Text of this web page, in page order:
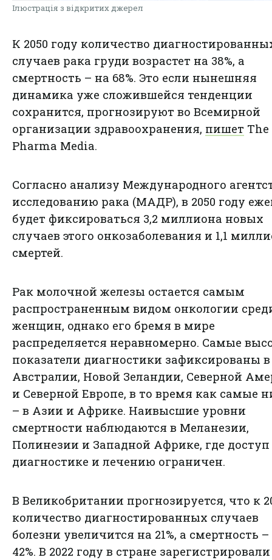
Ілюстрація з відкритих джерел
К 2050 году количество
случаев рака груди возрастет на 38%, а
смертность – на 68%. Это если нынешняя
динамика уже сложившейся тенденции
сохранится, прогнозируют во Всемирной
организации здравоохранения, пишет The
Pharma Media.
Согласно анализу Международного
исследованию рака (МАДР), в 2050 году
будет фиксироваться 3,2 миллиона новых
случаев этого онкозаболевания и 1,1
смертей.
Рак молочной железы остается самым
распространенным видом онкологии
женщин, однако его бремя в мире
распределяется неравномерно. Самые
показатели диагностики зафиксированы в
Австралии, Новой Зеландии, Северной
и Северной Европе, в то время как самые
– в Азии и Африке. Наивысшие уровни
смертности наблюдаются в Меланезии,
Полинезии и Западной Африке, где доступ
диагностике и лечению ограничен.
В Великобритании прогнозируется, что к
количество диагностированных случаев
болезни увеличится на 21%, а смертность
42%. В 2022 году в стране зарегистрировали